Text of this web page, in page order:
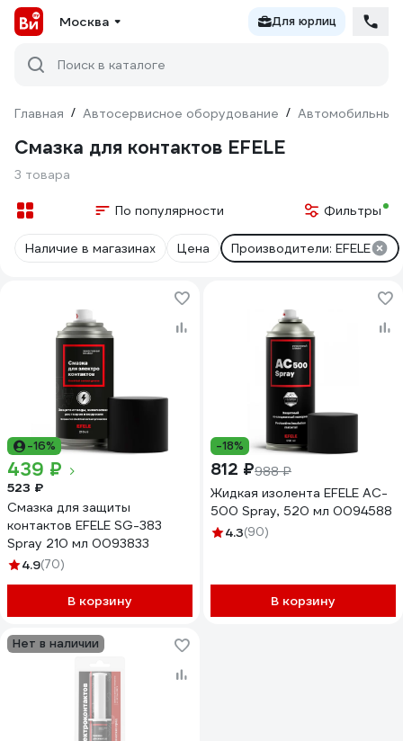
Москва Для юрлиц
Поиск в каталоге
Главная / Автосервисное оборудование / Автомобильные
Смазка для контактов EFELE
3 товара
По популярности Фильтры
Наличие в магазинах Цена Производители: EFELE
-16%
439 ₽
523 ₽
Смазка для защиты
контактов EFELE SG-383
Spray 210 мл 0093833
4.9(70)
В корзину
-18%
812 ₽988 ₽
Жидкая изолента EFELE AC-
500 Spray, 520 мл 0094588
4.3(90)
В корзину
Нет в наличии